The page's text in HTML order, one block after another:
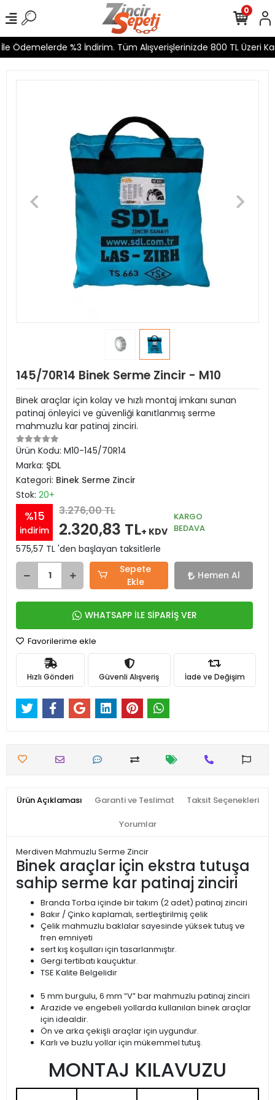
Ödemelerde %3 İndirim. Tüm Alışverişlerinizde 800 TL Üzeri
0
145/70R14 Binek Serme Zincir - M10
Binek araçlar için kolay ve hızlı montaj imkanı sunan
patinaj önleyici ve güvenliği kanıtlanmış serme
mahmuzlu kar patinaj zinciri.
Ürün Kodu: M10-145/70R14
Marka: ŞDL
Kategori: Binek Serme Zincir
Stok: 20+
%15
indirim
3.276,00 TL
2.320,83 TL+ KDV
KARGO
BEDAVA
575,57 TL 'den başlayan taksitlerle
Sepete
Ekle
Hemen Al
WHATSAPP İLE SİPARİŞ VER
Favorilerime ekle
Hızlı Gönderi Güvenli Alışveriş İade ve Değişim
Ürün Açıklaması Garanti ve Teslimat Taksit Seçenekleri
Yorumlar
Merdiven Mahmuzlu Serme Zincir
Binek araçlar için ekstra tutuşa
sahip serme kar patinaj zinciri
Branda Torba içinde bir takım (2 adet) patinaj zinciri
Bakır / Çinko kaplamalı, sertleştirilmiş çelik
Çelik mahmuzlu baklalar sayesinde yüksek tutuş ve
fren emniyeti
sert kış koşulları için tasarlanmıştır.
Gergi tertibatı kauçuktur.
TSE Kalite Belgelidir
5 mm burgulu, 6 mm “V” bar mahmuzlu patinaj zinciri
Arazide ve engebeli yollarda kullanılan binek araçlar
için idealdir.
Ön ve arka çekişli araçlar için uygundur.
Karlı ve buzlu yollar için mükemmel tutuş.
MONTAJ KILAVUZU